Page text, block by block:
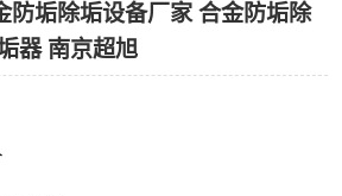
防垢除垢设备厂家 合金防垢除
器 南京超旭